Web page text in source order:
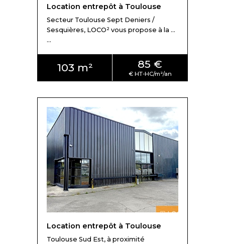
Location entrepôt à Toulouse
Secteur Toulouse Sept Deniers /
Sesquières, LOCO² vous propose à la ...
...
103 m² 85 €
Location entrepôt à Toulouse
Toulouse Sud Est, à proximité